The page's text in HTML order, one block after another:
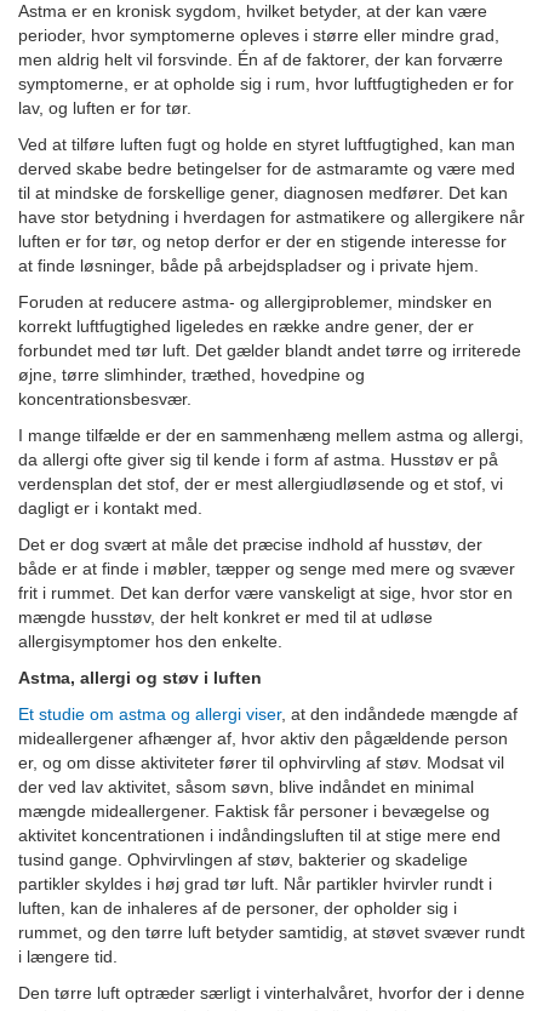
Astma er en kronisk sygdom, hvilket betyder, at der kan være
perioder, hvor symptomerne opleves i større eller mindre grad,
men aldrig helt vil forsvinde. Én af de faktorer, der kan forværre
symptomerne, er at opholde sig i rum, hvor luftfugtigheden er for
lav, og luften er for tør.
Ved at tilføre luften fugt og holde en styret luftfugtighed, kan man
derved skabe bedre betingelser for de astmaramte og være med
til at mindske de forskellige gener, diagnosen medfører. Det kan
have stor betydning i hverdagen for astmatikere og allergikere når
luften er for tør, og netop derfor er der en stigende interesse for
at finde løsninger, både på arbejdspladser og i private hjem.
Foruden at reducere astma- og allergiproblemer, mindsker en
korrekt luftfugtighed ligeledes en række andre gener, der er
forbundet med tør luft. Det gælder blandt andet tørre og irriterede
øjne, tørre slimhinder, træthed, hovedpine og
koncentrationsbesvær.
I mange tilfælde er der en sammenhæng mellem astma og allergi,
da allergi ofte giver sig til kende i form af astma. Husstøv er på
verdensplan det stof, der er mest allergiudløsende og et stof, vi
dagligt er i kontakt med.
Det er dog svært at måle det præcise indhold af husstøv, der
både er at finde i møbler, tæpper og senge med mere og svæver
frit i rummet. Det kan derfor være vanskeligt at sige, hvor stor en
mængde husstøv, der helt konkret er med til at udløse
allergisymptomer hos den enkelte.
Astma, allergi og støv i luften
Et studie om astma og allergi viser, at den indåndede mængde af
mideallergener afhænger af, hvor aktiv den pågældende person
er, og om disse aktiviteter fører til ophvirvling af støv. Modsat vil
der ved lav aktivitet, såsom søvn, blive indåndet en minimal
mængde mideallergener. Faktisk får personer i bevægelse og
aktivitet koncentrationen i indåndingsluften til at stige mere end
tusind gange. Ophvirvlingen af støv, bakterier og skadelige
partikler skyldes i høj grad tør luft. Når partikler hvirvler rundt i
luften, kan de inhaleres af de personer, der opholder sig i
rummet, og den tørre luft betyder samtidig, at støvet svæver rundt
i længere tid.
Den tørre luft optræder særligt i vinterhalvåret, hvorfor der i denne